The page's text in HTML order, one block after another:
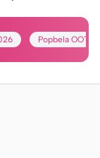
Popbela OOTD